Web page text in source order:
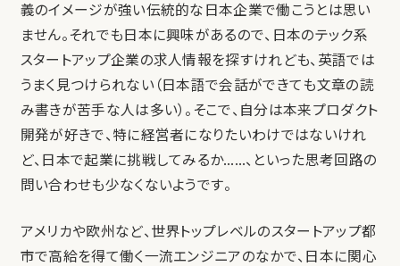
義のイメージが強い伝統的な日本企業で働こうとは思い
ません。それでも日本に興味があるので、日本のテック系
スタートアップ企業の求人情報を探すけれども、英語では
うまく見つけられない（日本語で会話ができても文章の読
み書きが苦手な人は多い）。そこで、自分は本来プロダクト
開発が好きで、特に経営者になりたいわけではないけれ
ど、日本で起業に挑戦してみるか……、といった思考回路の
問い合わせも少なくないようです。
アメリカや欧州など、世界トップレベルのスタートアップ都
市で高給を得て働く一流エンジニアのなかで、日本に関心